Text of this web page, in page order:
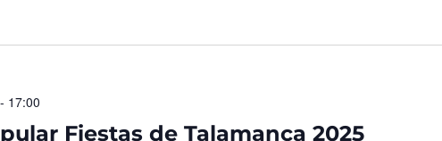
Fiestas de Talamanca 2025
- 17:00